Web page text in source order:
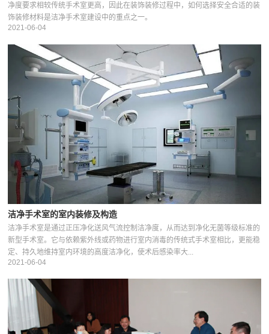
净度要求相较传统手术室更高，因此在装饰装修过程中，如何选择安全合适的装
饰装修材料是洁净手术室建设中的重点之一。
2021-06-04
洁净手术室的室内装修及构造
洁净手术室是通过正压净化送风气流控制洁净度，从而达到净化无菌等级标准的
新型手术室。它与依赖紫外线或药物进行室内消毒的传统式手术室相比，更能稳
定、持久地维持室内环境的高度洁净化，使术后感染率大...
2021-06-04